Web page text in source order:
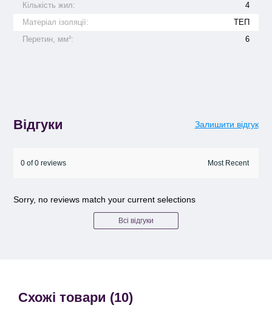
Кількість жил:
4
Матеріал ізоляції:
ТЕП
Перетин, мм²:
6
Відгуки Залишити відгук
0 of 0 reviews
Sorry, no reviews match your current selections
Всі відгуки
Схожі товари (10)